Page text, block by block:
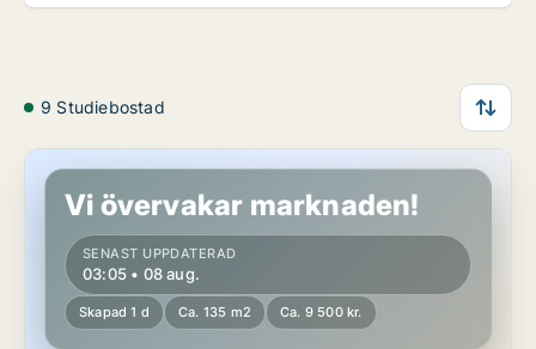
9 Studiebostad
Radhus i Töreboda
Vi övervakar marknaden!
SENAST UPPDATERAD
03:05 • 08 aug.
Skapad 1 d Ca. 135 m2 Ca. 9 500 kr.